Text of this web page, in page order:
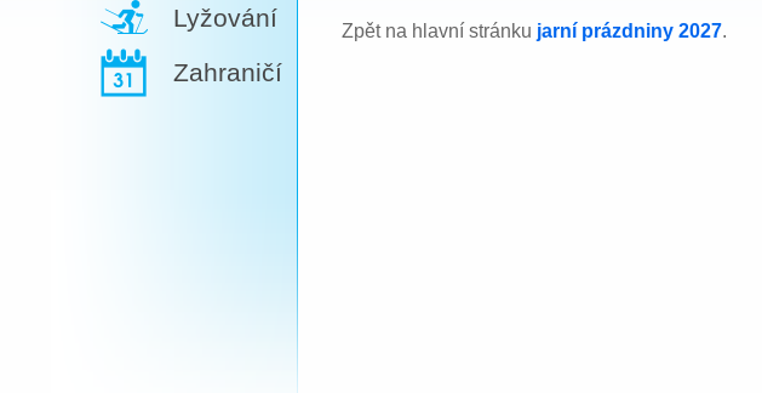
Lyžování
Zahraničí
Zpět na hlavní stránku jarní prázdniny 2027.